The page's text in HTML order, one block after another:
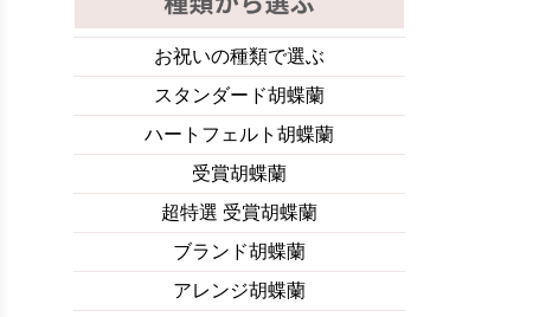
お祝いの種類で選ぶ
スタンダード胡蝶蘭
ハートフェルト胡蝶蘭
受賞胡蝶蘭
超特選 受賞胡蝶蘭
ブランド胡蝶蘭
アレンジ胡蝶蘭